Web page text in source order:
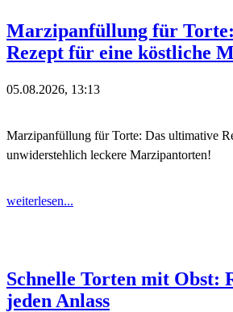
Marzipanfüllung für
Rezept für eine köstliche
05.08.2026, 13:13
Marzipanfüllung für Torte: Das ultimative
unwiderstehlich leckere Marzipantorten!
weiterlesen...
Schnelle Torten mit Obst:
jeden Anlass